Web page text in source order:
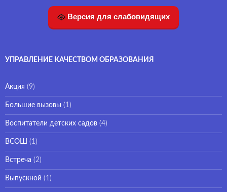
Версия для слабовидящих
УПРАВЛЕНИЕ КАЧЕСТВОМ ОБРАЗОВАНИЯ
Акция (9)
Большие вызовы (1)
Воспитатели детских садов (4)
ВСОШ (1)
Встреча (2)
Выпускной (1)